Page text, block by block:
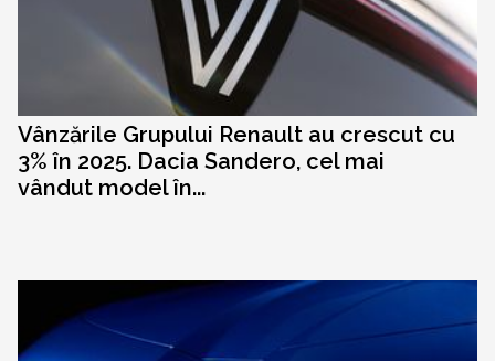
Vânzările Grupului Renault au crescut cu
3% în 2025. Dacia Sandero, cel mai
vândut model în...